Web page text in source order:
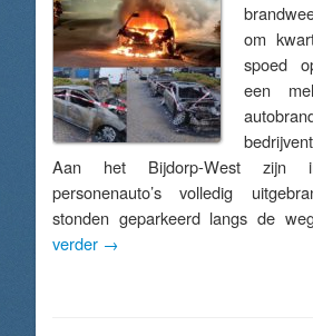
om
spoed
een
Aan het Bijdorp-West zijn
personenauto’s volledig
stonden geparkeerd langs de
verder →